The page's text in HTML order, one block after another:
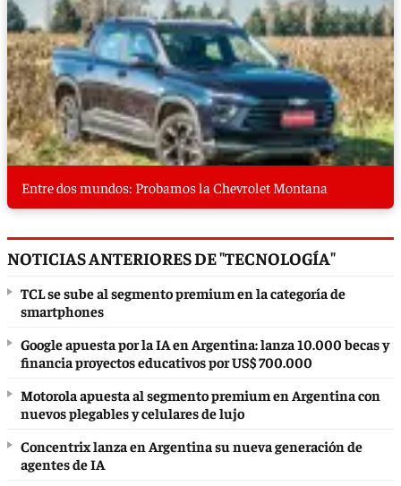
Entre dos mundos: Probamos la Chevrolet Montana
NOTICIAS ANTERIORES DE "TECNOLOGÍA"
TCL se sube al segmento premium en la categoría de
smartphones
Google apuesta por la IA en Argentina: lanza 10.000 becas y
financia proyectos educativos por US$ 700.000
Motorola apuesta al segmento premium en Argentina con
nuevos plegables y celulares de lujo
Concentrix lanza en Argentina su nueva generación de
agentes de IA